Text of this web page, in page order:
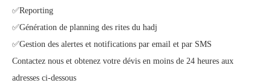
✅Reporting
✅Génération de planning des rites du hadj
✅Gestion des alertes et notifications par email et par SMS
Contactez nous et obtenez votre dévis en moins de 24 heures aux
adresses ci-dessous